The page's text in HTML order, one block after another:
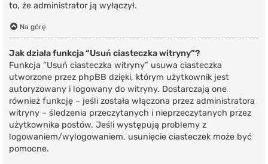
to, że administrator ją wyłączył.
Na górę
Jak działa funkcja “Usuń ciasteczka witryny”?
Funkcja “Usuń ciasteczka witryny” usuwa ciasteczka
utworzone przez phpBB dzięki, którym użytkownik jest
autoryzowany i logowany do witryny. Dostarczają one
również funkcję – jeśli została włączona przez administratora
witryny – śledzenia przeczytanych i nieprzeczytanych przez
użytkownika postów. Jeśli występują problemy z
logowaniem/wylogowaniem, usunięcie ciasteczek może być
pomocne.